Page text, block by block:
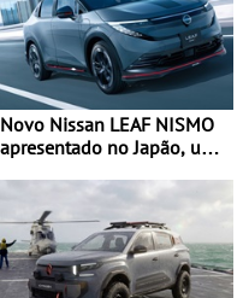
Novo Nissan LEAF NISMO
apresentado no Japão, uma
desportiva do SUV 100%
elétrico - Versão de maior
desempenho da terceira
geração do modelo elétrico
da marca